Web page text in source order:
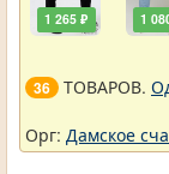
1 265 ₽ 1
36 ТОВАРОВ.
Орг: Дамское